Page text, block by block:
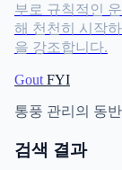
부로 규칙적인
해 천천히 시작
을 강조합니다.
Gout FYI
통풍 관리의 동
검색 결과